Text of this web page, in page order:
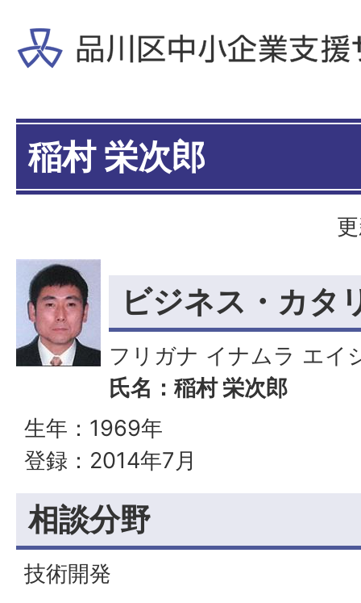
稲村 栄次郎
ビジネス・カタ
フリガナ イナムラ エイ
氏名：稲村 栄次郎
生年：1969年
登録：2014年7月
相談分野
技術開発